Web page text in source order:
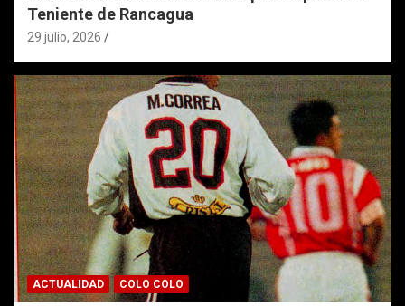
Teniente de Rancagua
29 julio, 2026
ACTUALIDAD COLO COLO